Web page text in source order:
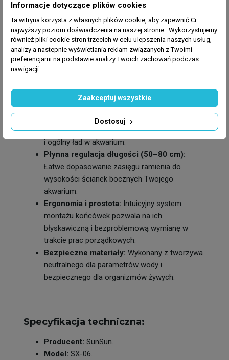
Chwytak (szczypce):Praktyczne narzędzie
ułatwiające sadzenie roślin, przemieszczanie
dekoracji oraz wyciąganie przedmiotów z dna
akwarium.
SunSun SX-06:
Wielofunkcyjność 5w1: Kompleksowe
rozwiązanie dbające o czystość szkła, podłoża
i ogólny ład w akwarium.
Płynna regulacja długości (50–80 cm):
Łatwe dopasowanie zasięgu ramienia do
wysokości ścianek bocznych Twojego
akwarium.
Ergonomia i prostota: Intuicyjny system
montażu końcówek pozwala na ich
błyskawiczną i bezproblemową wymianę w
trakcie prac porządkowych.
Bezpieczne materiały: Wykonany z tworzywa
neutralnego dla parametrów wody i
bezpiecznego dla organizmów żywych.
Specyfikacja techniczna:
Producent: SunSun.
Model: SX-06.
Informacje dotyczące plików cookies
Ta witryna korzysta z własnych plików cookie, aby zapewnić Ci
najwyższy poziom doświadczenia na naszej stronie . Wykorzystujemy
również pliki cookie stron trzecich w celu ulepszenia naszych usług,
analizy a nastepnie wyświetlania reklam związanych z Twoimi
preferencjami na podstawie analizy Twoich zachowań podczas
nawigacji.
Dostosuj
Zaakceptuj wszystkie